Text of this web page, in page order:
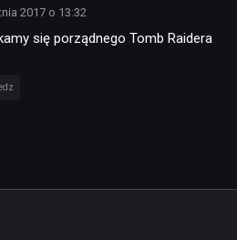
2017 o 13:32
się porządnego Tomb Raidera